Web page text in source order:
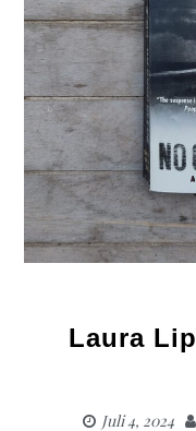
Laura
Juli 4, 2024